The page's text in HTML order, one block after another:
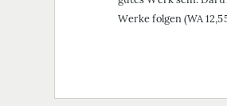
Werke folgen (WA